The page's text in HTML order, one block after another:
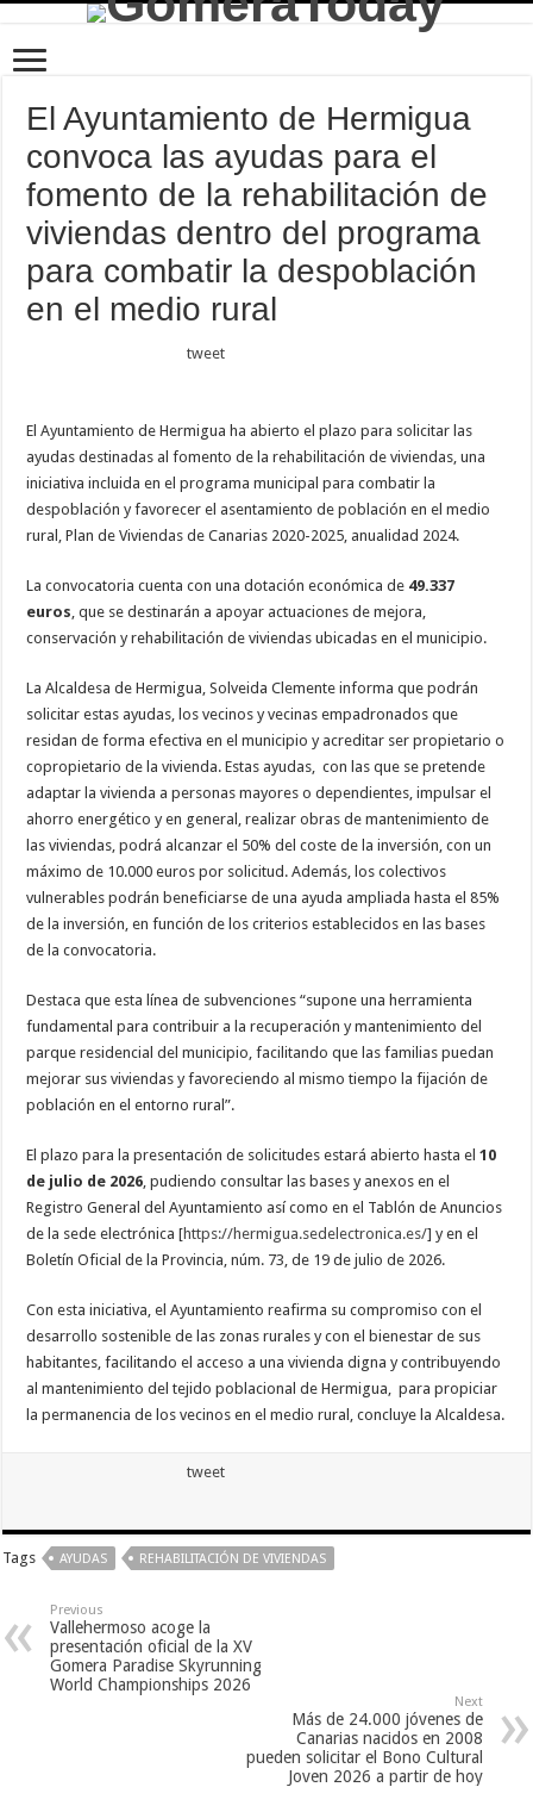
El Ayuntamiento de Hermigua
convoca las ayudas para el
fomento de la rehabilitación de
viviendas dentro del programa
para combatir la despoblación
en el medio rural
tweet
El Ayuntamiento de Hermigua ha abierto el plazo para solicitar las
ayudas destinadas al fomento de la rehabilitación de viviendas, una
iniciativa incluida en el programa municipal para combatir la
despoblación y favorecer el asentamiento de población en el medio
rural, Plan de Viviendas de Canarias 2020-2025, anualidad 2024.
La convocatoria cuenta con una dotación económica de 49.337
euros, que se destinarán a apoyar actuaciones de mejora,
conservación y rehabilitación de viviendas ubicadas en el municipio.
La Alcaldesa de Hermigua, Solveida Clemente informa que podrán
solicitar estas ayudas, los vecinos y vecinas empadronados que
residan de forma efectiva en el municipio y acreditar ser propietario o
copropietario de la vivienda. Estas ayudas, con las que se pretende
adaptar la vivienda a personas mayores o dependientes, impulsar el
ahorro energético y en general, realizar obras de mantenimiento de
las viviendas, podrá alcanzar el 50% del coste de la inversión, con un
máximo de 10.000 euros por solicitud. Además, los colectivos
vulnerables podrán beneficiarse de una ayuda ampliada hasta el 85%
de la inversión, en función de los criterios establecidos en las bases
de la convocatoria.
Destaca que esta línea de subvenciones “supone una herramienta
fundamental para contribuir a la recuperación y mantenimiento del
parque residencial del municipio, facilitando que las familias puedan
mejorar sus viviendas y favoreciendo al mismo tiempo la fijación de
población en el entorno rural”.
El plazo para la presentación de solicitudes estará abierto hasta el10
de julio de 2026, pudiendo consultar las bases y anexos en el
Registro General del Ayuntamiento así como en el Tablón de Anuncios
de la sede electrónica [https://hermigua.sedelectronica.es/] y en el
Boletín Oficial de la Provincia, núm. 73, de 19 de julio de 2026.
Con esta iniciativa, el Ayuntamiento reafirma su compromiso con el
desarrollo sostenible de las zonas rurales y con el bienestar de sus
habitantes, facilitando el acceso a una vivienda digna y contribuyendo
al mantenimiento del tejido poblacional de Hermigua, para propiciar
la permanencia de los vecinos en el medio rural, concluye la Alcaldesa.
tweet
Tags AYUDAS REHABILITACIÓN DE VIVIENDAS
Previous
Vallehermoso acoge la
presentación oficial de la XV
Gomera Paradise Skyrunning
World Championships 2026
Next
Más de 24.000 jóvenes de
Canarias nacidos en 2008
pueden solicitar el Bono Cultural
Joven 2026 a partir de hoy
Estas
cookies no
opcionales.
para que
funcione la
web.
Estadísticas
Para que
podamos
funcionalidad
y estructura
de la web, en
base a cómo
se usa la
Experiencia
Para que
nuestra web
funcione lo
mejor posible
visita. Si
rechaza estas
cookies,
algunas
desaparecerán
de la web.
Marketing
Al compartir tus
intereses y
comportamiento
mientras visitas
nuestro sitio,